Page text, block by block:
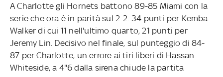
A Charlotte gli Hornets battono 89-85 Miami con la
serie che ora è in parità sul 2-2. 34 punti per Kemba
Walker di cui 11 nell'ultimo quarto, 21 punti per
Jeremy Lin. Decisivo nel finale, sul punteggio di 84-
87 per Charlotte, un errore ai tiri liberi di Hassan
Whiteside, a 4"6 dalla sirena chiude la partita